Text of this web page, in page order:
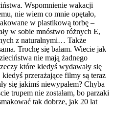
Wspomnienie wakacji
nie wiem co mnie opętało,
w plastikową torbę –
w sobie mnóstwo różnych E,
z naturalnymi… Także
Trochę się bałam. Wiecie jak
nie mają żadnego
które kiedyś wydawały się
przerażające filmy są teraz
się jakimś niewypałem? Chyba
trupem nie zostałam, bo parzaki
tak dobrze, jak 20 lat